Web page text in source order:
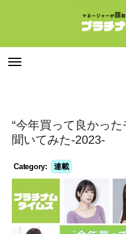
連載
インタビュー
マネージャー
連載
インタビュー
マネージャー
“今年買って良かっ
聞いてみた-2023-
Category: 連載